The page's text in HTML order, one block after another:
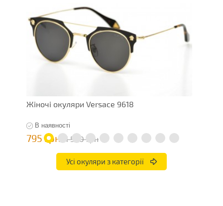
Жіночі окуляри Versace 9618
В наявності
795 грн 1 590 грн
Усі окуляри з категорії